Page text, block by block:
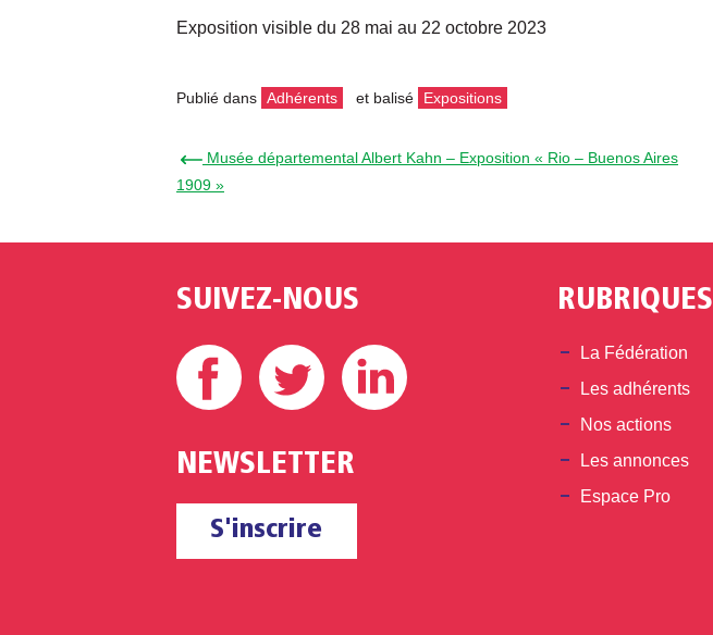
Exposition visible du 28 mai au 22 octobre 2023
Publié dans Adhérents et balisé Expositions
← Musée départemental Albert Kahn – Exposition « Rio – Buenos Aires
1909 »
SUIVEZ-NOUS
Facebook Twitter
NEWSLETTER
S'inscrire
RUBRIQUES
La Fédération
Les adhérents
Nos actions
Les annonces
Espace Pro